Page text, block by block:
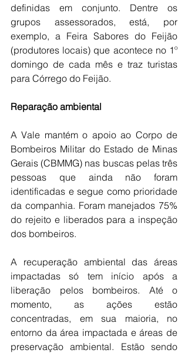
definidas em conjunto. Dentre os
grupos assessorados, está, por
exemplo, a Feira Sabores do Feijão
(produtores locais) que acontece no 1º
domingo de cada mês e traz turistas
para Córrego do Feijão.
Reparação ambiental
A Vale mantém o apoio ao Corpo de
Bombeiros Militar do Estado de Minas
Gerais (CBMMG) nas buscas pelas três
pessoas que ainda não foram
identificadas e segue como prioridade
da companhia. Foram manejados 75%
do rejeito e liberados para a inspeção
dos bombeiros.
A recuperação ambiental das áreas
impactadas só tem início após a
liberação pelos bombeiros. Até o
momento, as ações estão
concentradas, em sua maioria, no
entorno da área impactada e áreas de
preservação ambiental. Estão sendo